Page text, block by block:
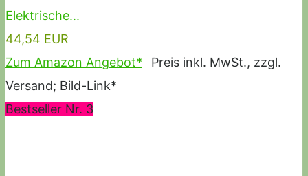
Elektrische...
44,54 EUR
Zum Amazon Angebot*
Preis inkl. MwSt., zzgl.
Versand; Bild-Link*
Bestseller Nr. 3